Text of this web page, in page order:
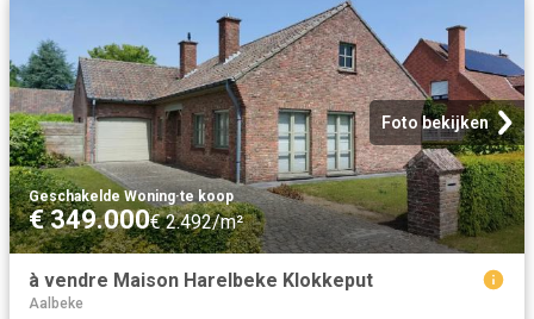
Foto bekijken
Geschakelde Woning·te koop
€ 349.000€ 2.492/m²
à vendre Maison Harelbeke Klokkeput
Aalbeke